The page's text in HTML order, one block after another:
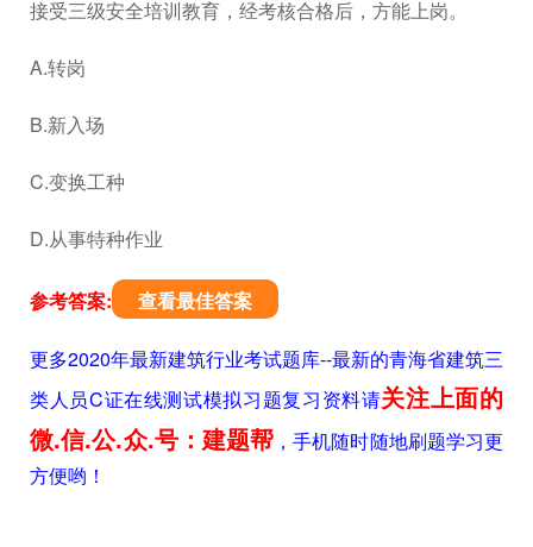
接受三级安全培训教育，经考核合格后，方能上岗。
A.转岗
B.新入场
C.变换工种
D.从事特种作业
参考答案: 查看最佳答案
更多2020年最新建筑行业考试题库--最新的青海省建筑三
类人员C证在线测试模拟习题复习资料请关注上面的
微.信.公.众.号：建题帮 ，手机随时随地刷题学习更
方便哟！